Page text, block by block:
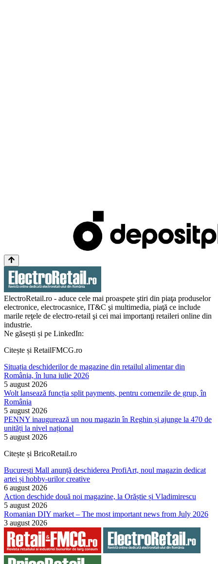
ElectroRetail.ro - aduce cele mai proaspete ştiri din piaţa produselor
electronice, electrocasnice, IT&C şi multimedia, piaţă ce include
marile reţele de electro-retail şi cei mai importanţi retaileri online din
industrie.
Ne găsești și pe LinkedIn:
Citește și RetailFMCG.ro
Situația deschiderilor de magazine din retailul alimentar din
România, în luna iulie 2026
5 august 2026
Wolt lansează funcția split payments, pentru comenzile de grup, în
România
5 august 2026
PENNY inaugurează un nou magazin în Reghin și ajunge la 470 de
unități la nivel național
5 august 2026
Citește și BricoRetail.ro
București Mall anunță deschiderea ProfiArt, noul magazin dedicat
artei și hobby-urilor creative
6 august 2026
Action deschide două noi magazine, la Orăștie și Vladimirescu
5 august 2026
Romanian DIY market – The most important news from July 2026
3 august 2026